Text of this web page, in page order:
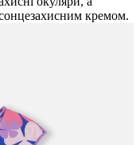
кремом.